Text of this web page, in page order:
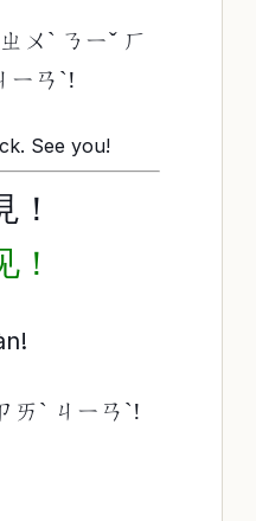
ㄨˋ ㄋㄧˇ ㄏ
ㄧㄢˋ!
See you!
！
！
ㄞˋ ㄐㄧㄢˋ!